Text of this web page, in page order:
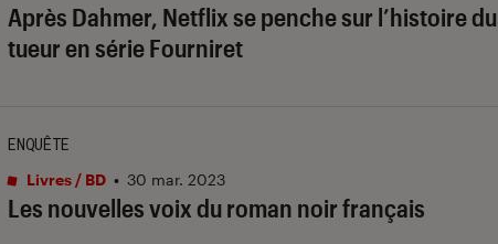
Après Dahmer, Netflix se penche sur l’histoire du
tueur en série Fourniret
Les nouvelles voix du roman noir français
ENQUÊTE
Livres / BD • 30 mar. 2023